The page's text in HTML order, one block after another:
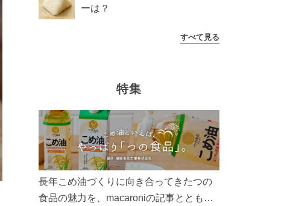
ーは？
すべて見る
特集
長年こめ油づくりに向き合ってきたつの
食品の魅力を、macaroniの記事とともに